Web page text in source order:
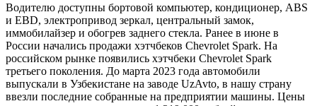
Водителю доступны бортовой компьютер, кондиционер, ABS
и EBD, электропривод зеркал, центральный замок,
иммобилайзер и обогрев заднего стекла. Ранее в июне в
России начались продажи хэтчбеков Chevrolet Spark. На
российском рынке появились хэтчбеки Chevrolet Spark
третьего поколения. До марта 2023 года автомобили
выпускали в Узбекистане на заводе UzAvto, в нашу страну
ввезли последние собранные на предприятии машины. Цены